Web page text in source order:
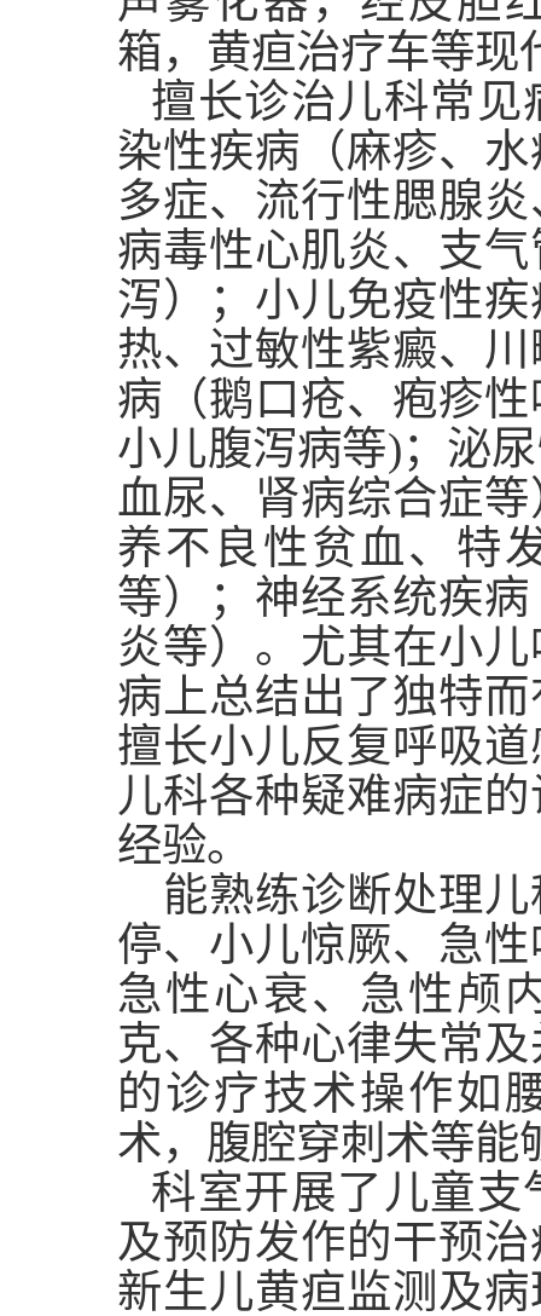
箱，黄疸治疗车等现
擅长诊治儿科常见
染性疾病（麻疹、
多症、流行性腮腺
病毒性心肌炎、支
泻）；小儿免疫性
热、过敏性紫癜、
病（鹅口疮、疱疹
小儿腹泻病等)；泌
血尿、肾病综合症
养不良性贫血、特
等）；神经系统疾
炎等）。尤其在小
病上总结出了独特
擅长小儿反复呼吸
儿科各种疑难病症
经验。
能熟练诊断处理
停、小儿惊厥、急
急性心衰、急性颅
克、各种心律失常
的诊疗技术操作如
术，腹腔穿刺术等能
科室开展了儿童支
及预防发作的干预
新生儿黄疸监测及